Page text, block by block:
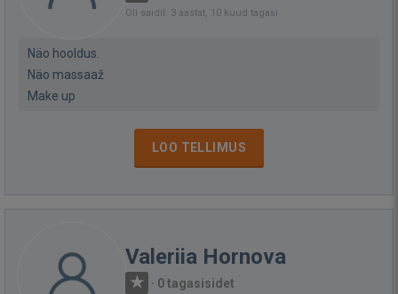
Oli saidil: 3 aastat, 10 kuud tagasi
Näo hooldus.
Näo massaaž
Make up
LOO TELLIMUS
Valeriia Hornova
· 0 tagasisidet